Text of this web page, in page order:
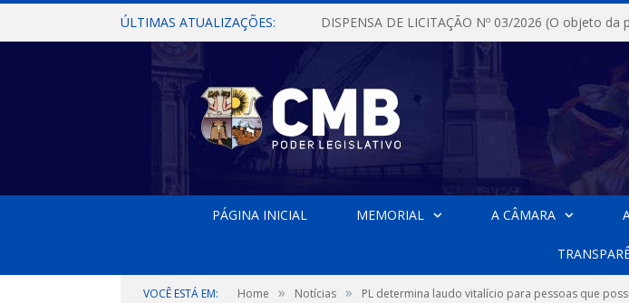
ÚLTIMAS ATUALIZAÇÕES:
PÁGINA INICIAL MEMORIAL A CÂMARA
VOCÊ ESTÁ EM: Home » Notícias » PL determina laudo vitalício para pessoas que